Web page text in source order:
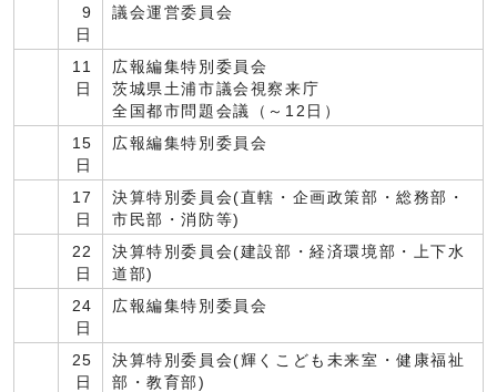
9
日
議会運営委員会
11
日
広報編集特別委員会
茨城県土浦市議会視察来庁
全国都市問題会議（～12日）
15
日
広報編集特別委員会
17
日
決算特別委員会(直轄・企画政策部・総務部・
市民部・消防等)
22
日
決算特別委員会(建設部・経済環境部・上下水
道部)
24
日
広報編集特別委員会
25
日
決算特別委員会(輝くこども未来室・健康福祉
部・教育部)